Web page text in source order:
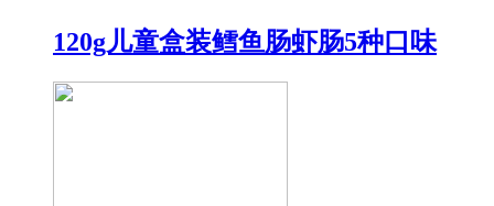
120g儿童盒装鳕鱼肠虾肠5种口味